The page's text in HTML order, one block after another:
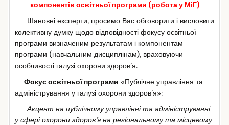
компонентів освітньої програми (робота у МіГ)
Шановні експерти, просимо Вас обговорити і висловити
колективну думку щодо відповідності фокусу освітньої
програми визначеним результатам і компонентам
програми (навчальним дисциплінам), враховуючи
особливості галузі охорони здоров’я.
Фокус освітньої програми «Публічне управління та
адміністрування у галузі охорони здоров’я»:
Акцент на публічному управлінні та адмініструванні
у сфері охорони здоров’я на регіональному та місцевому